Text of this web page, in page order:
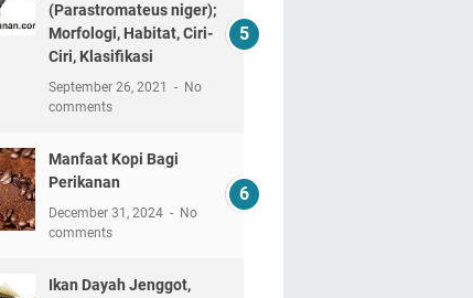
(Parastromateus niger);
Morfologi, Habitat, Ciri-
Ciri, Klasifikasi
September 26, 2021
No
comments
Manfaat Kopi Bagi
Perikanan
December 31, 2024
No
comments
Ikan Dayah Jenggot,